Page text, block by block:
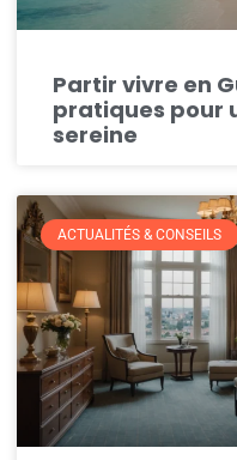
Partir vivre en
pratiques pour
sereine
ACTUALITÉS & CONSEILS